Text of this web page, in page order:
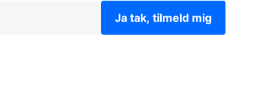
Ja tak, tilmeld mig